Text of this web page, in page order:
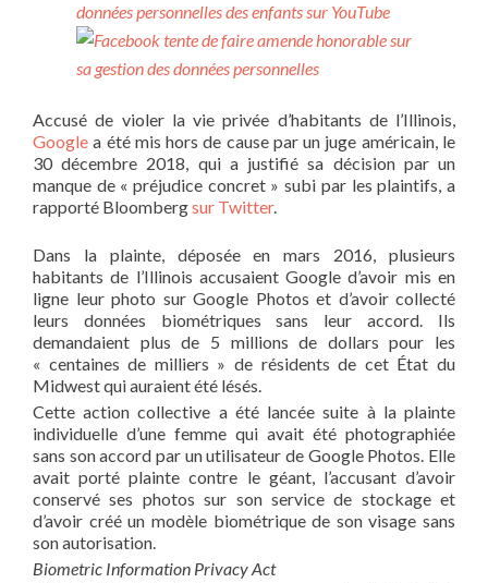
Accusé de violer la vie privée d’habitants de l’Illinois,
Google a été mis hors de cause par un juge américain, le
30 décembre 2018, qui a justifié sa décision par un
manque de « préjudice concret » subi par les plaintifs, a
rapporté Bloombergsur Twitter.
Dans la plainte, déposée en mars 2016, plusieurs
habitants de l’Illinois accusaient Google d’avoir mis en
ligne leur photo sur Google Photos et d’avoir collecté
leurs données biométriques sans leur accord. Ils
demandaient plus de 5 millions de dollars pour les
« centaines de milliers » de résidents de cet État du
Midwest qui auraient été lésés.
Cette action collective a été lancée suite à la plainte
individuelle d’une femme qui avait été photographiée
sans son accord par un utilisateur de Google Photos. Elle
avait porté plainte contre le géant, l’accusant d’avoir
conservé ses photos sur son service de stockage et
d’avoir créé un modèle biométrique de son visage sans
son autorisation.
Biometric Information Privacy Act